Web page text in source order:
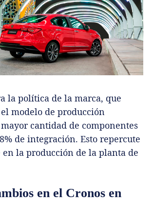
la política de la marca, que
modelo de producción
cantidad de componentes
de integración. Esto repercute
la producción de la planta de
en el Cronos en